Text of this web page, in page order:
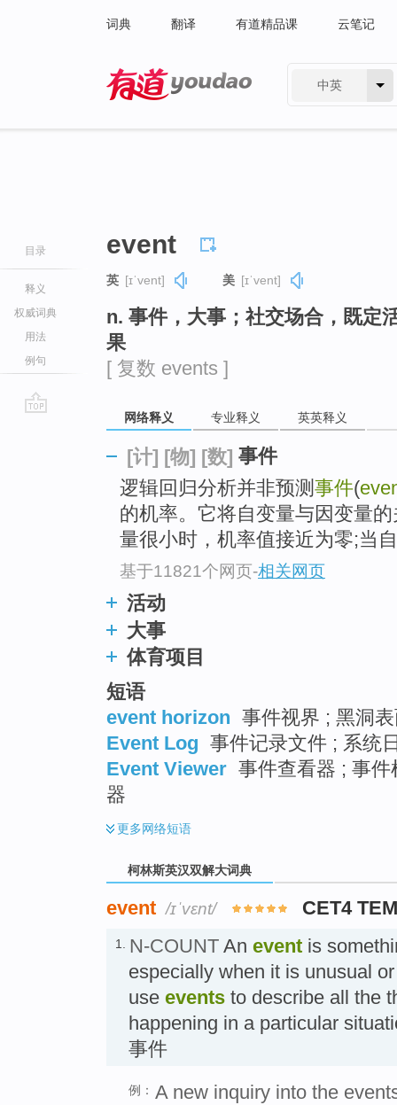
词典 翻译 有道精品课 云笔记
中英
目录
释义
权威词典
用法
例句
event
英 [ɪˈvent] 美 [ɪˈvent]
n. 事件，大事；社交场合，既定
果
[ 复数 events ]
网络释义 专业释义 英英释义
[计] [物] [数] 事件
逻辑回归分析并非预测 事件(
的机率。它将自变量与因变量
量很小时，机率值接近为零;当
基于11821个网页-相关网页
活动
大事
体育项目
短语
event horizon 事件视界 ; 黑洞
Event Log 事件记录文件 ; 系统
Event Viewer 事件查看器 ; 事
器
更多网络短语
柯林斯英汉双解大词典
event /ɪˈvɛnt/ CET4
1. N-COUNT An event is
especially when it is unusual
use events to describe all the
happening in a particular
事件
例： A new inquiry into the